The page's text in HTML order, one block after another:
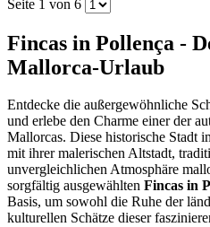
Seite 1 von 6
Fincas in Pollença -
Mallorca-Urlaub
Entdecke die außergewöhnliche
und erlebe den Charme einer der
Mallorcas. Diese historische Stadt
mit ihrer malerischen Altstadt,
unvergleichlichen Atmosphäre
sorgfältig ausgewählten Fincas in
Basis, um sowohl die Ruhe der
kulturellen Schätze dieser